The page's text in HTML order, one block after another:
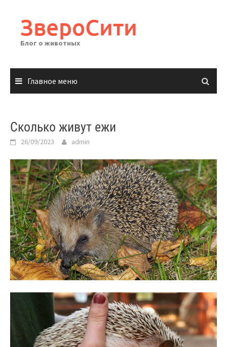
содержимому
ЗвероСити
Блог о животных
Главное меню
Сколько живут ежи
26/09/2023 admin